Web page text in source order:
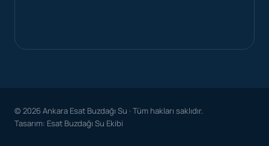
© 2026 Ankara Esat Buzdağı Su · Tüm hakları saklıdır.
Tasarım: Esat Buzdağı Su Ekibi